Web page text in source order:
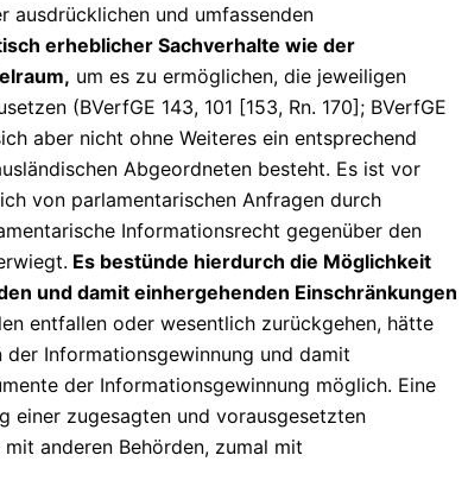
ausdrücklichen und umfassenden
erheblicher Sachverhalte wie der
um es zu ermöglichen, die jeweiligen
(BVerfGE 143, 101 [153, Rn. 170]; BVerfGE
aber nicht ohne Weiteres ein entsprechend
Abgeordneten besteht. Es ist vor
von parlamentarischen Anfragen durch
Informationsrecht gegenüber den
Es bestünde hierdurch die Möglichkeit
und damit einhergehenden Einschränkungen
entfallen oder wesentlich zurückgehen, hätte
Informationsgewinnung und damit
der Informationsgewinnung möglich. Eine
einer zugesagten und vorausgesetzten
anderen Behörden, zumal mit